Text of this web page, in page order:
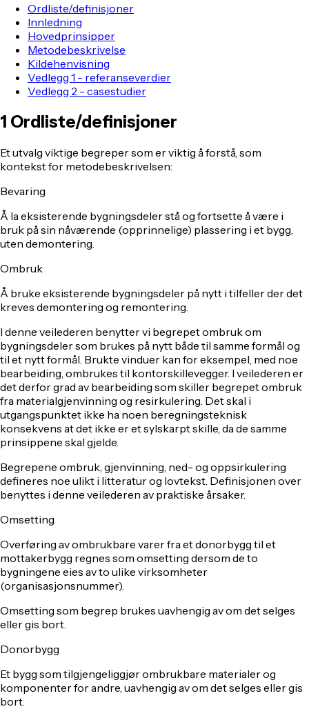
Ordliste/definisjoner
Innledning
Hovedprinsipper
Metodebeskrivelse
Kildehenvisning
Vedlegg 1 - referanseverdier
Vedlegg 2 - casestudier
1 Ordliste/definisjoner
Et utvalg viktige begreper som er viktig å forstå, som
kontekst for metodebeskrivelsen:
Bevaring
Å la eksisterende bygningsdeler stå og fortsette å være i
bruk på sin nåværende (opprinnelige) plassering i et bygg,
uten demontering.
Ombruk
Å bruke eksisterende bygningsdeler på nytt i tilfeller der det
kreves demontering og remontering.
I denne veilederen benytter vi begrepet ombruk om
bygningsdeler som brukes på nytt både til samme formål og
til et nytt formål. Brukte vinduer kan for eksempel, med noe
bearbeiding, ombrukes til kontorskillevegger. I veilederen er
det derfor grad av bearbeiding som skiller begrepet ombruk
fra materialgjenvinning og resirkulering. Det skal i
utgangspunktet ikke ha noen beregningsteknisk
konsekvens at det ikke er et sylskarpt skille, da de samme
prinsippene skal gjelde.
Begrepene ombruk, gjenvinning, ned- og oppsirkulering
defineres noe ulikt i litteratur og lovtekst. Definisjonen over
benyttes i denne veilederen av praktiske årsaker.
Omsetting
Overføring av ombrukbare varer fra et donorbygg til et
mottakerbygg regnes som omsetting dersom de to
bygningene eies av to ulike virksomheter
(organisasjonsnummer).
Omsetting som begrep brukes uavhengig av om det selges
eller gis bort.
Donorbygg
Et bygg som tilgjengeliggjør ombrukbare materialer og
komponenter for andre, uavhengig av om det selges eller gis
bort.